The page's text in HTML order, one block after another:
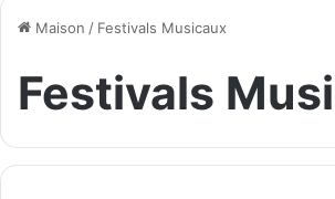
Maison / Festivals Musicaux
Festivals